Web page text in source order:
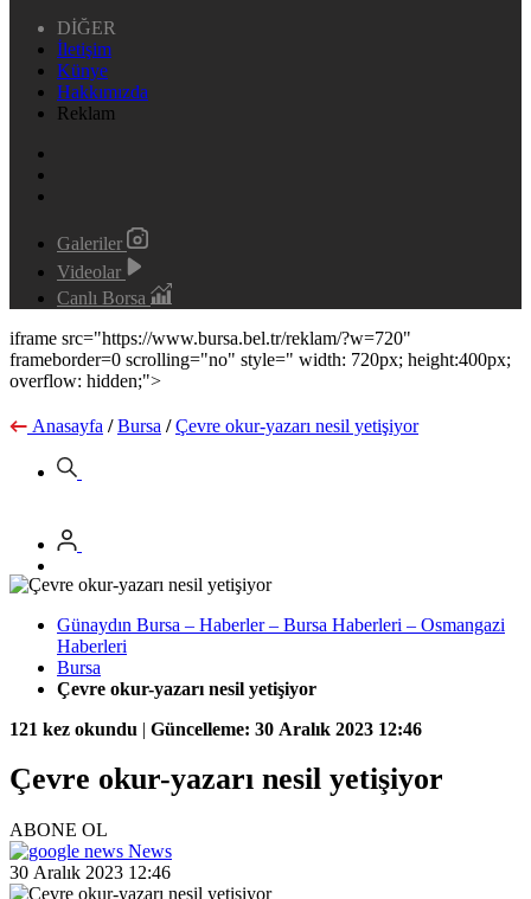
DİĞER
İletişim
Künye
Hakkımızda
Reklam
Galeriler
Videolar
Canlı Borsa
iframe src="https://www.bursa.bel.tr/reklam/?w=720"
frameborder=0 scrolling="no" style=" width: 720px; height:400px;
overflow: hidden;">
Anasayfa / Bursa / Çevre okur-yazarı nesil yetişiyor
Günaydın Bursa – Haberler – Bursa Haberleri – Osmangazi
Haberleri
Bursa
Çevre okur-yazarı nesil yetişiyor
121 kez okundu | Güncelleme: 30 Aralık 2023 12:46
Çevre okur-yazarı nesil yetişiyor
ABONE OL
News
30 Aralık 2023 12:46